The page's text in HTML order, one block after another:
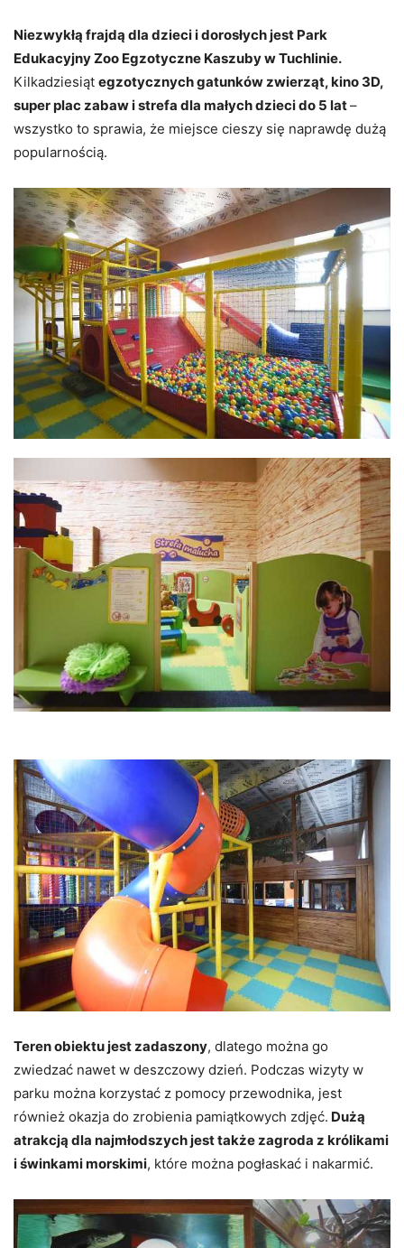
Niezwykłą frajdą dla dzieci i dorosłych jest Park
Edukacyjny Zoo Egzotyczne Kaszuby w Tuchlinie.
Kilkadziesiąt egzotycznych gatunków zwierząt, kino 3D,
super plac zabaw i strefa dla małych dzieci do 5 lat–
wszystko to sprawia, że miejsce cieszy się naprawdę dużą
popularnością.
Teren obiektu jest zadaszony, dlatego można go
zwiedzać nawet w deszczowy dzień. Podczas wizyty w
parku można korzystać z pomocy przewodnika, jest
również okazja do zrobienia pamiątkowych zdjęć. Dużą
atrakcją dla najmłodszych jest także zagroda z królikami
i świnkami morskimi, które można pogłaskać i nakarmić.